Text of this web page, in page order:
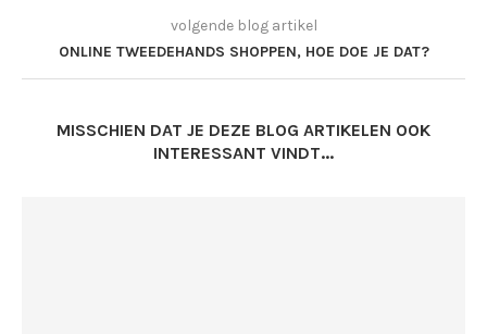
volgende blog artikel
ONLINE TWEEDEHANDS SHOPPEN, HOE DOE JE DAT?
MISSCHIEN DAT JE DEZE BLOG ARTIKELEN OOK
INTERESSANT VINDT...